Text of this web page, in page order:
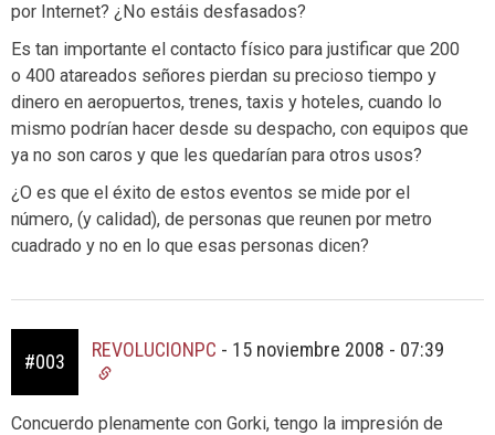
por Internet? ¿No estáis desfasados?
Es tan importante el contacto físico para justificar que 200
o 400 atareados señores pierdan su precioso tiempo y
dinero en aeropuertos, trenes, taxis y hoteles, cuando lo
mismo podrían hacer desde su despacho, con equipos que
ya no son caros y que les quedarían para otros usos?
¿O es que el éxito de estos eventos se mide por el
número, (y calidad), de personas que reunen por metro
cuadrado y no en lo que esas personas dicen?
#003
REVOLUCIONPC - 15 noviembre 2008 - 07:39
Concuerdo plenamente con Gorki, tengo la impresión de